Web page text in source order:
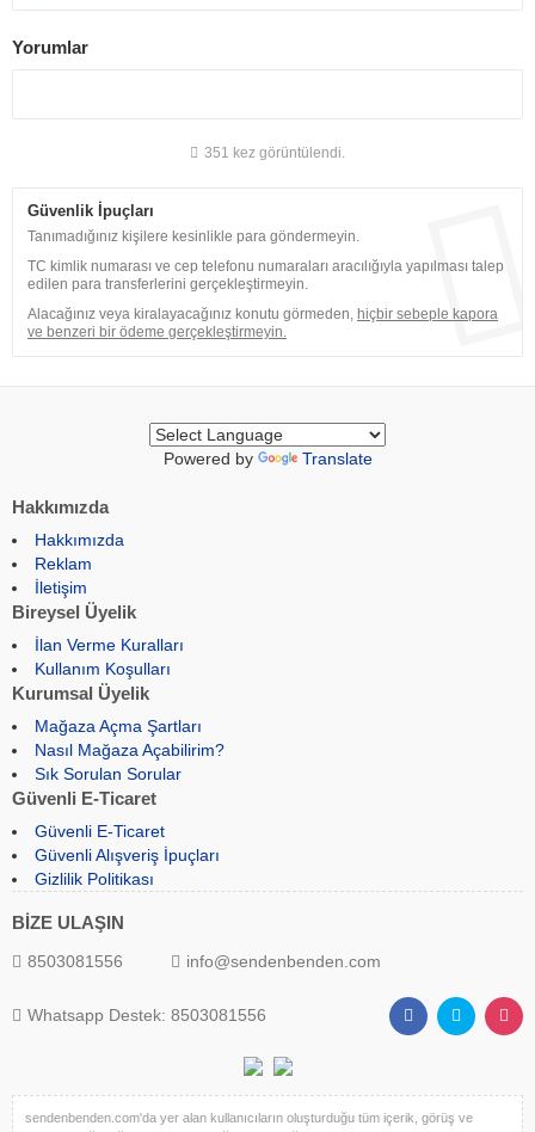
Yorumlar
351 kez görüntülendi.
Güvenlik İpuçları
Tanımadığınız kişilere kesinlikle para göndermeyin.
TC kimlik numarası ve cep telefonu numaraları aracılığıyla yapılması talep
edilen para transferlerini gerçekleştirmeyin.
Alacağınız veya kiralayacağınız konutu görmeden, hiçbir sebeple kapora
ve benzeri bir ödeme gerçekleştirmeyin.
Powered by Translate
Hakkımızda
Hakkımızda
Reklam
İletişim
Bireysel Üyelik
İlan Verme Kuralları
Kullanım Koşulları
Kurumsal Üyelik
Mağaza Açma Şartları
Nasıl Mağaza Açabilirim?
Sık Sorulan Sorular
Güvenli E-Ticaret
Güvenli E-Ticaret
Güvenli Alışveriş İpuçları
Gizlilik Politikası
BİZE ULAŞIN
8503081556 info@sendenbenden.com
Whatsapp Destek: 8503081556
sendenbenden.com'da yer alan kullanıcıların oluşturduğu tüm içerik, görüş ve